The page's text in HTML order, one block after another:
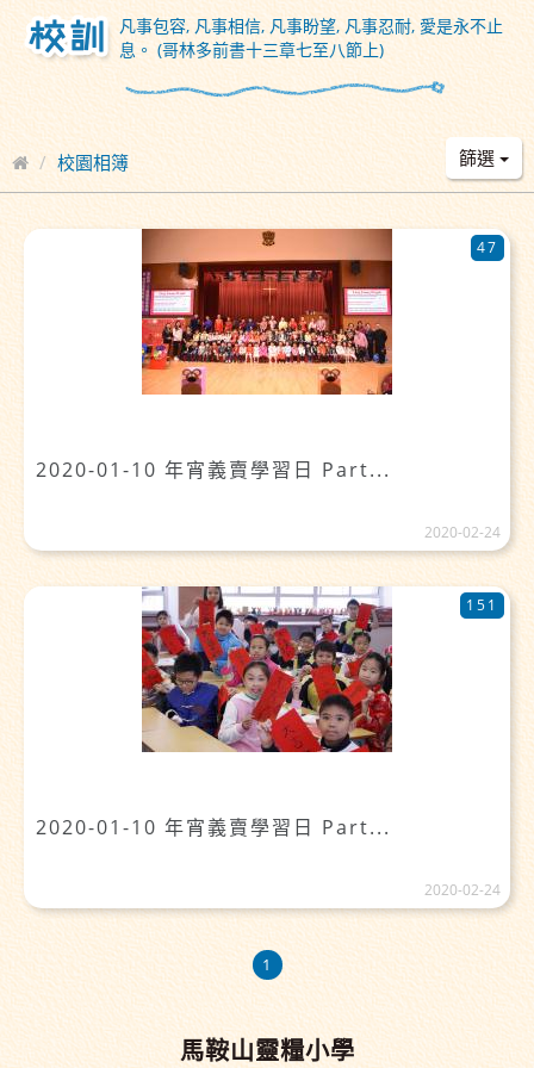
凡事包容, 凡事相信, 凡事盼望, 凡事忍耐, 愛是永不止
息。 (哥林多前書十三章七至八節上)
校園相簿 篩選
2020-01-10 年宵義賣學習日 Part...
47
2020-02-24
2020-01-10 年宵義賣學習日 Part...
151
2020-02-24
1
馬鞍山靈糧小學